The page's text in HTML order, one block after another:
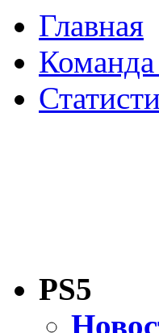
Главная
Команда
PS5